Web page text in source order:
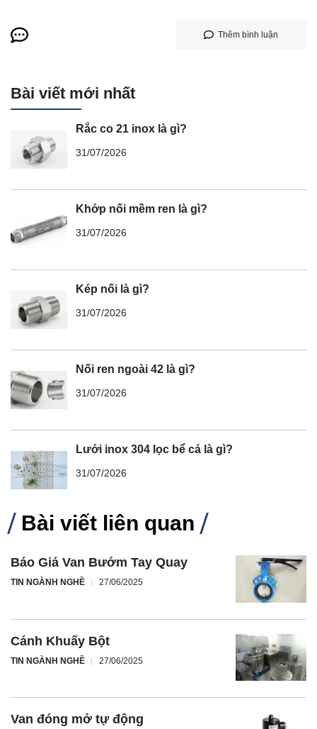
Thêm bình luận
Bài viết mới nhất
Rắc co 21 inox là gì?
31/07/2026
Khớp nối mềm ren là gì?
31/07/2026
Kép nối là gì?
31/07/2026
Nối ren ngoài 42 là gì?
31/07/2026
Lưới inox 304 lọc bể cá là gì?
31/07/2026
Bài viết liên quan
Báo Giá Van Bướm Tay Quay
TIN NGÀNH NGHỀ 27/06/2025
Cánh Khuấy Bột
TIN NGÀNH NGHỀ 27/06/2025
Van đóng mở tự động